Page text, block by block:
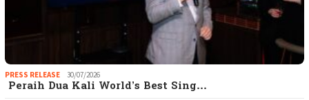
PRESS RELEASE 30/07/2026
Peraih Dua Kali World’s Best Sing…